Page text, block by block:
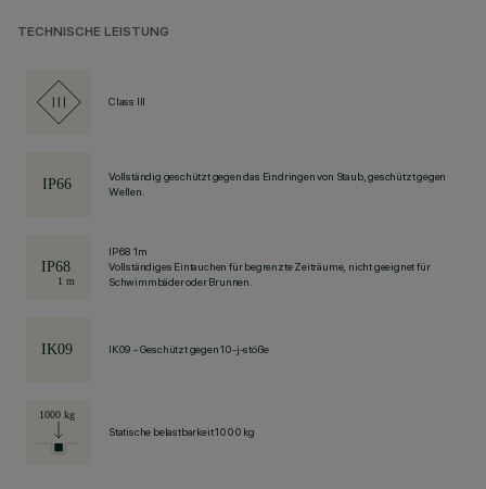
TECHNISCHE LEISTUNG
Class III
Vollständig geschützt gegen das Eindringen von Staub, geschützt gegen
Wellen.
IP68 1m
Vollständiges Eintauchen für begrenzte Zeiträume, nicht geeignet für
Schwimmbäder oder Brunnen.
IK09 - Geschützt gegen 10-j-stöße
Statische belastbarkeit 1000 kg